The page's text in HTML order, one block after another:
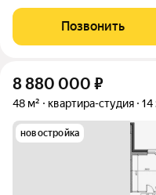
КВАРТИРЫ На выбор
Позвонить
8 880 000 ₽
48 м² квартира-студия 14
новостройка